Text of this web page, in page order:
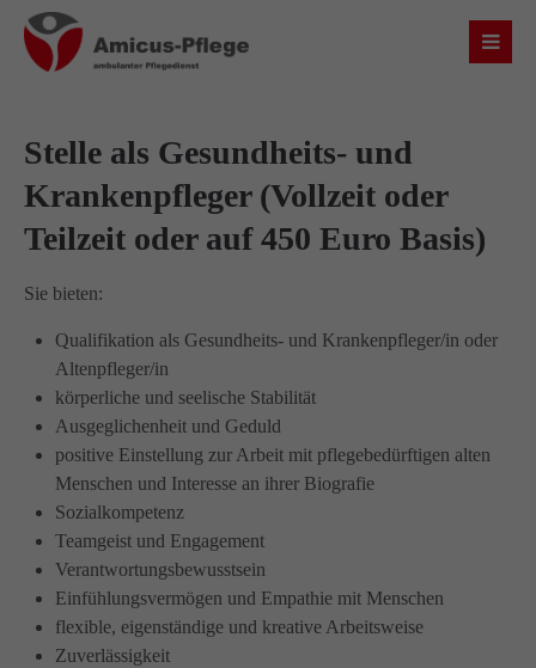
Login
Passwort
Anmelden
Über uns
Wir haben uns als ambulanter Pflegedienst auf
Wohngemeinschaften für Senioren spezialisiert. Mit der
das wirGUTES
tun.
Stelle als Gesundheits- und
Krankenpfleger (Vollzeit oder
Teilzeit oder auf 450 Euro Basis)
Sie bieten:
Qualifikation als Gesundheits- und Krankenpfleger/in oder
Altenpfleger/in
körperliche und seelische Stabilität
Ausgeglichenheit und Geduld
positive Einstellung zur Arbeit mit pflegebedürftigen alten
Menschen und Interesse an ihrer Biografie
Sozialkompetenz
Teamgeist und Engagement
Verantwortungsbewusstsein
Einfühlungsvermögen und Empathie mit Menschen
flexible, eigenständige und kreative Arbeitsweise
Zuverlässigkeit